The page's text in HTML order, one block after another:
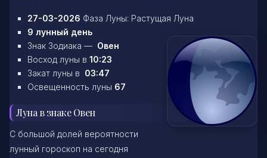
27-03-2026 Фаза Луны: Растущая Луна
9 лунный день
Знак Зодиака — Овен
Восход луны в 10:23
Закат луны в 03:47
Освещенность луны 67
Луна в знаке Овен
С большой долей вероятности
лунный гороскоп на сегодня